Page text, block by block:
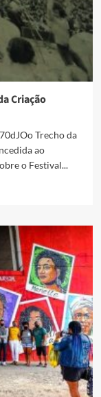
Criação
Trecho da
ao
o Festival...